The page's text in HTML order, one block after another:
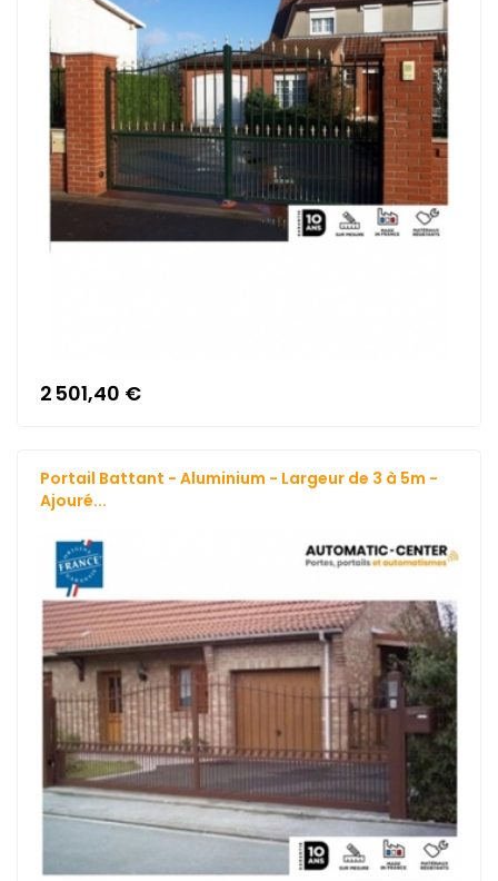
2 501,40 €
Portail Battant - Aluminium - Largeur de 3 à 5m -
Ajouré...